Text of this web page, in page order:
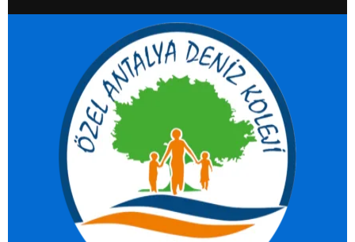
a
g
r
a
m